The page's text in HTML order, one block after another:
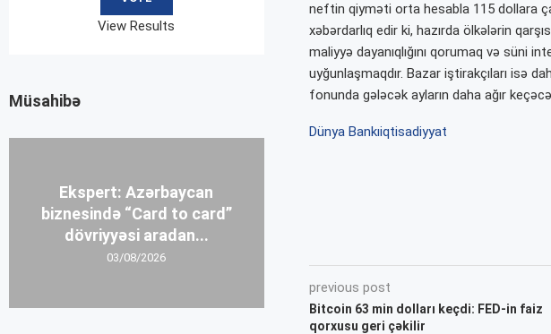
neftin qiyməti orta hesabla 115 dollara
xəbərdarlıq edir ki, hazırda ölkələrin
maliyyə dayanıqlığını qorumaq və süni
uyğunlaşmaqdır. Bazar iştirakçıları isə
fonunda gələcək ayların daha ağır
Dünya Bankıiqtisadiyyat
previous post
Bitcoin 63 min dolları keçdi: FED-in faiz
qorxusu geri çəkilir
View Results
Müsahibə
Ekspert: Azərbaycan
biznesində “Card to card”
dövriyyəsi aradan...
03/08/2026